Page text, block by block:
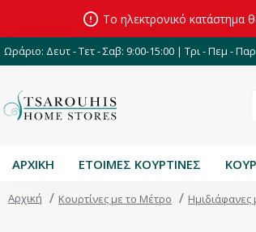
Το ηλεκτρονικό κατάστημα
Ωράριο: Δευτ - Τετ - Σαβ: 9:00-15:00 | Τρι - Πεμ -
ΑΡΧΙΚΗ ΕΤΟΙΜΕΣ ΚΟΥΡΤΙΝΕΣ
Αρχική Κουρτίνες με το Μέτρο Ημιδιάφανες